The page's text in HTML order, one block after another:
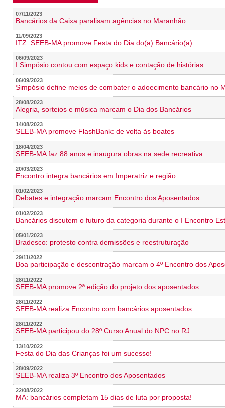
07/11/2023
Bancários da Caixa paralisam agências no Maranhão
11/09/2023
ITZ: SEEB-MA promove Festa do Dia do(a) Bancário(a)
06/09/2023
I Simpósio contou com espaço kids e contação de histórias
06/09/2023
Simpósio define meios de combater o adoecimento bancário no
28/08/2023
Alegria, sorteios e música marcam o Dia dos Bancários
14/08/2023
SEEB-MA promove FlashBank: de volta às boates
18/04/2023
SEEB-MA faz 88 anos e inaugura obras na sede recreativa
20/03/2023
Encontro integra bancários em Imperatriz e região
01/02/2023
Debates e integração marcam Encontro dos Aposentados
01/02/2023
Bancários discutem o futuro da categoria durante o I Encontro
05/01/2023
Bradesco: protesto contra demissões e reestruturação
29/11/2022
Boa participação e descontração marcam o 4º Encontro dos
28/11/2022
SEEB-MA promove 2ª edição do projeto dos aposentados
28/11/2022
SEEB-MA realiza Encontro com bancários aposentados
28/11/2022
SEEB-MA participou do 28º Curso Anual do NPC no RJ
13/10/2022
Festa do Dia das Crianças foi um sucesso!
28/09/2022
SEEB-MA realiza 3º Encontro dos Aposentados
22/08/2022
MA: bancários completam 15 dias de luta por proposta!